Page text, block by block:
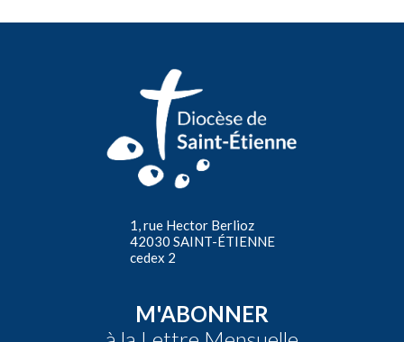
1, rue Hector Berlioz
42030 SAINT-ÉTIENNE
cedex 2
M'ABONNER